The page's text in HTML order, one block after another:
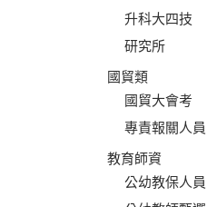
升科大四技
研究所
國貿類
國貿大會考
專責報關人員
教育師資
公幼教保人員